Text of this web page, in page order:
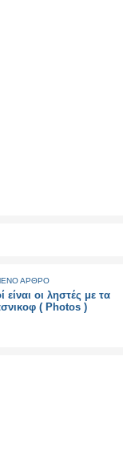
ΑΡΘΡΟ
είναι οι ληστές με τα
( Photos )